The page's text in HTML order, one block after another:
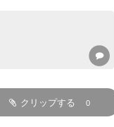
クリップする 0